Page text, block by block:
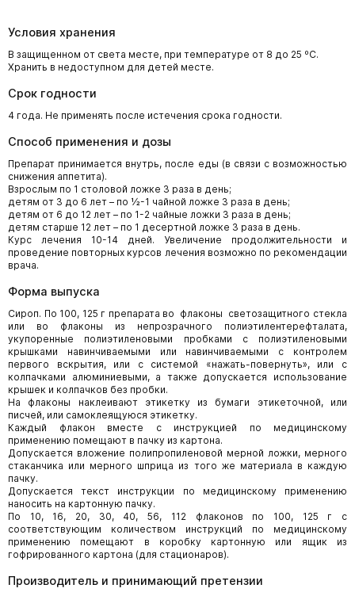
Условия хранения
В защищенном от света месте, при температуре от 8 до 25 ºС.
Хранить в недоступном для детей месте.
Срок годности
4 года. Не применять после истечения срока годности.
Способ применения и дозы
Препарат принимается внутрь, после еды (в связи с возможностью
снижения аппетита).
Взрослым по 1 столовой ложке 3 раза в день;
детям от 3 до 6 лет – по ½-1 чайной ложке 3 раза в день;
детям от 6 до 12 лет – по 1-2 чайные ложки 3 раза в день;
детям старше 12 лет – по 1 десертной ложке 3 раза в день.
Курс лечения 10-14 дней. Увеличение продолжительности и
проведение повторных курсов лечения возможно по рекомендации
врача.
Форма выпуска
Сироп. По 100, 125 г препарата во флаконы светозащитного стекла
или во флаконы из непрозрачного полиэтилентерефталата,
укупоренные полиэтиленовыми пробками с полиэтиленовыми
крышками навинчиваемыми или навинчиваемыми с контролем
первого вскрытия, или с системой «нажать-повернуть», или с
колпачками алюминиевыми, а также допускается использование
крышек и колпачков без пробки.
На флаконы наклеивают этикетку из бумаги этикеточной, или
писчей, или самоклеящуюся этикетку.
Каждый флакон вместе с инструкцией по медицинскому
применению помещают в пачку из картона.
Допускается вложение полипропиленовой мерной ложки, мерного
стаканчика или мерного шприца из того же материала в каждую
пачку.
Допускается текст инструкции по медицинскому применению
наносить на картонную пачку.
По 10, 16, 20, 30, 40, 56, 112 флаконов по 100, 125 г с
соответствующим количеством инструкций по медицинскому
применению помещают в коробку картонную или ящик из
гофрированного картона (для стационаров).
Производитель и принимающий претензии